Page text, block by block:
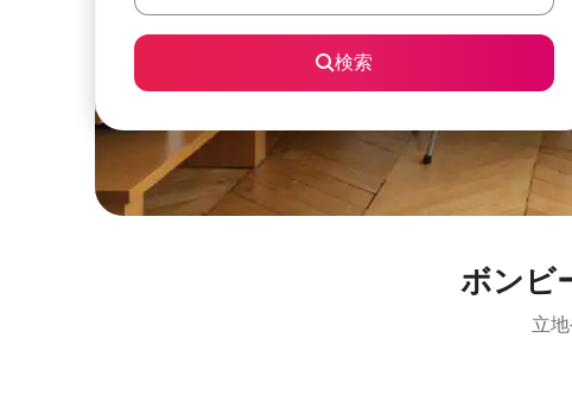
検索
ボンビ
立